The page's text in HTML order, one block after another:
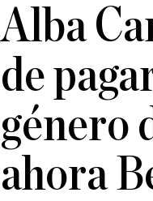
Alba
de
género
ahora